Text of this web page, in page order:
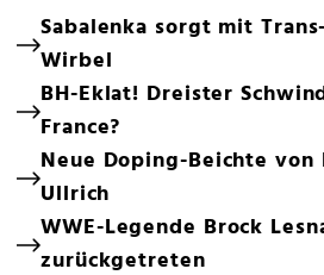
Sabalenka sorgt mit
Wirbel
BH-Eklat! Dreister
France?
Neue Doping-Beichte von
Ullrich
WWE-Legende Brock
zurückgetreten